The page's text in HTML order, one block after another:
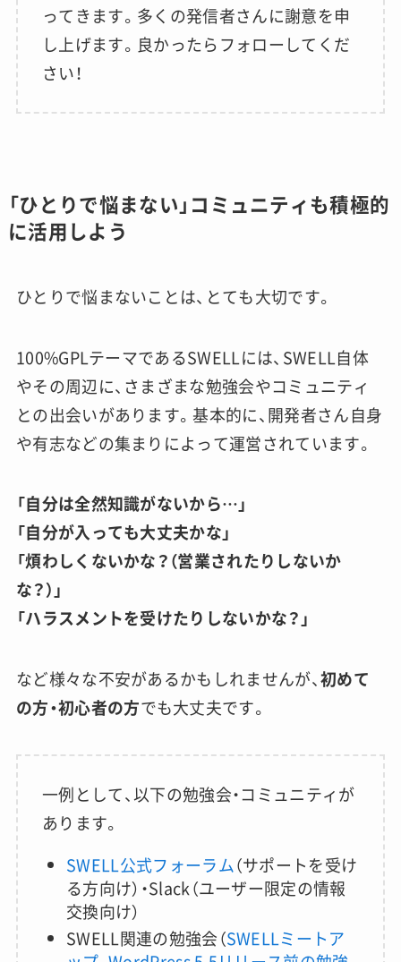
ってきます。多くの発信者さんに謝意を申
し上げます。良かったらフォローしてくだ
さい！
「ひとりで悩まない」コミュニティも積極的
に活用しよう
ひとりで悩まないことは、とても大切です。
100%GPLテーマであるSWELLには、SWELL自体
やその周辺に、さまざまな勉強会やコミュニティ
との出会いがあります。基本的に、開発者さん自身
や有志などの集まりによって運営されています。
「自分は全然知識がないから…」
「自分が入っても大丈夫かな」
「煩わしくないかな？（営業されたりしないか
な？）」
「ハラスメントを受けたりしないかな？」
など様々な不安があるかもしれませんが、初めて
の方・初心者の方でも大丈夫です。
一例として、以下の勉強会・コミュニティが
あります。
SWELL公式フォーラム（サポートを受け
る方向け）・Slack（ユーザー限定の情報
交換向け）
SWELL関連の勉強会（SWELLミートア